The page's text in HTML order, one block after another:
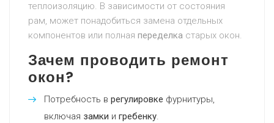
теплоизоляцию. В зависимости от состояния
рам, может понадобиться замена отдельных
компонентов или полная переделка старых окон.
Зачем проводить ремонт
окон?
Потребность в регулировке фурнитуры,
включая замки и гребенку.